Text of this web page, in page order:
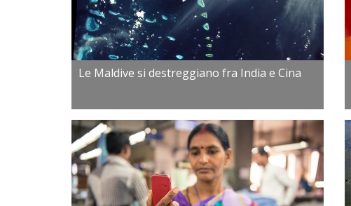
Le Maldive si destreggiano fra India e Cina